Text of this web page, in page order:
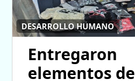
DESARROLLO HUMANO
Entregaron
elementos de